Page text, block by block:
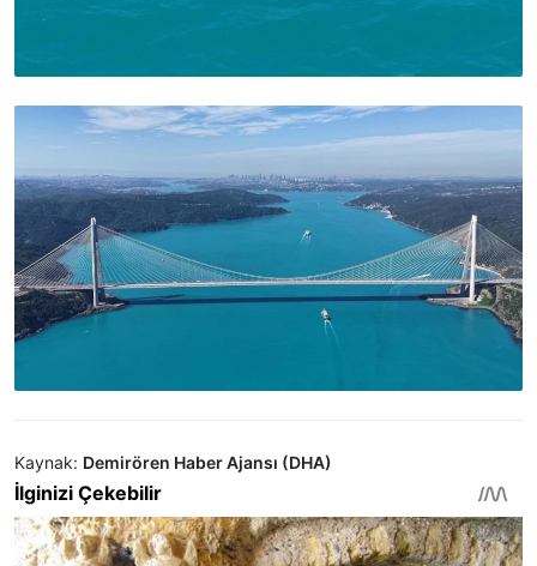
Kaynak: Demirören Haber Ajansı (DHA)